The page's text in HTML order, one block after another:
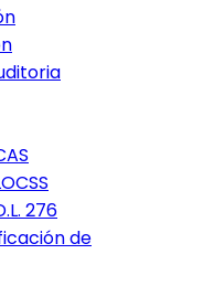
276
de